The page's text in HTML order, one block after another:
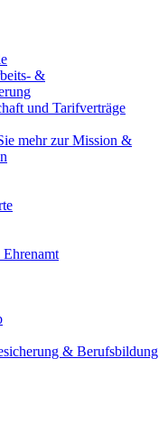
&
und Tarifverträge
mehr zur Mission &
& Berufsbildung